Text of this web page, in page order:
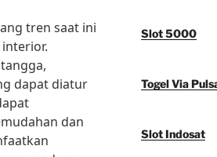
tren saat ini
dapat diatur
dan
Slot 5000
Togel Via
Slot Indosat